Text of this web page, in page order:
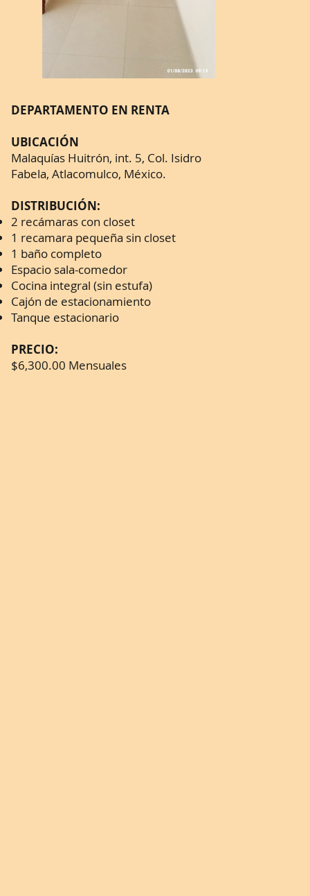
DEPARTAMENTO EN RENTA
UBICACIÓN
Malaquías Huitrón, int. 5, Col. Isidro
Fabela, Atlacomulco, México.
DISTRIBUCIÓN:
2 recámaras con closet
1 recamara pequeña sin closet
1 baño completo
Espacio sala-comedor
Cocina integral (sin estufa)
Cajón de estacionamiento
Tanque estacionario
PRECIO:
$6,300.00 Mensuales